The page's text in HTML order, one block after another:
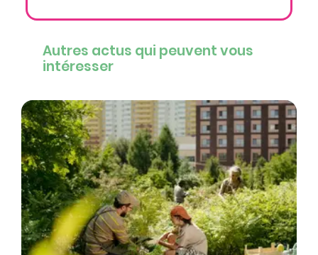
Autres actus qui peuvent vous
intéresser